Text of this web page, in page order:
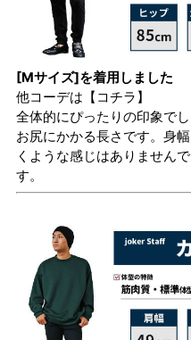
[Mサイズ]を着用しました
他コーデは 【コチラ】
全体的にぴったりの印象で
お尻にかかる長さです。身
くような感じはありません
す。